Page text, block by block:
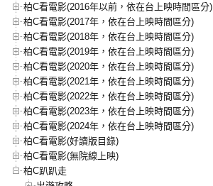
柏C看電影(2016年以前，依在台上映時間區分)
柏C看電影(2017年，依在台上映時間區分)
柏C看電影(2018年，依在台上映時間區分)
柏C看電影(2019年，依在台上映時間區分)
柏C看電影(2020年，依在台上映時間區分)
柏C看電影(2021年，依在台上映時間區分)
柏C看電影(2022年，依在台上映時間區分)
柏C看電影(2023年，依在台上映時間區分)
柏C看電影(2024年，依在台上映時間區分)
柏C看電影(好讀版目錄)
柏C看電影(無院線上映)
柏C趴趴走